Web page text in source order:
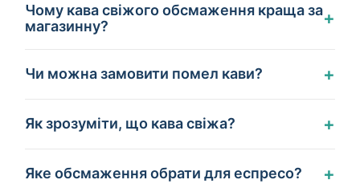
Чому кава свіжого обсмаження краща за
магазинну?
+
Чи можна замовити помел кави? +
Як зрозуміти, що кава свіжа? +
Яке обсмаження обрати для еспресо? +